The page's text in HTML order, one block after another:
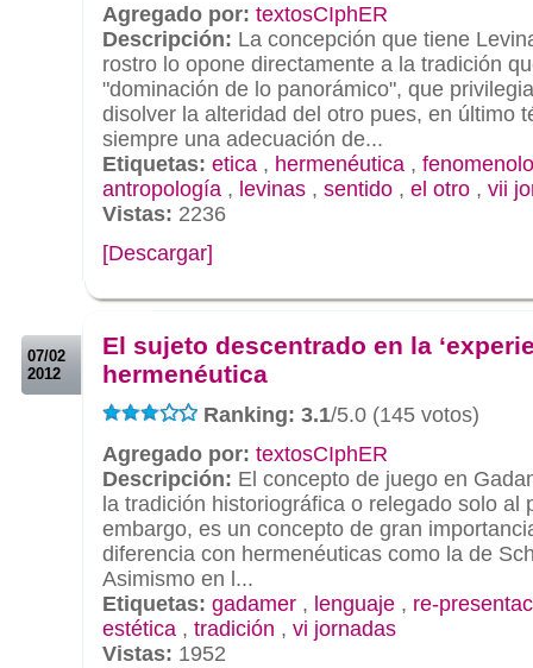
Agregado por: textosCIphER
Descripción: La concepción que tiene
rostro lo opone directamente a la tradición
"dominación de lo panorámico", que
disolver la alteridad del otro pues, en último
siempre una adecuación de...
Etiquetas: etica , hermenéutica ,
antropología , levinas , sentido , el otro , vii
Vistas: 2236
[Descargar]
07/02
2012
El sujeto descentrado en la
hermenéutica
Ranking: 3.1/5.0 (145 votos)
Agregado por: textosCIphER
Descripción: El concepto de juego en
la tradición historiográfica o relegado solo al
embargo, es un concepto de gran
diferencia con hermenéuticas como la de
Asimismo en l...
Etiquetas: gadamer , lenguaje , re-
estética , tradición , vi jornadas
Vistas: 1952